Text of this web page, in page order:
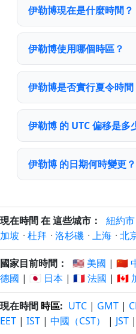
伊勒博現在是什麼時間？
伊勒博使用哪個時區？
伊勒博是否實行夏令時間
伊勒博 的 UTC 偏移是多
伊勒博 的日期何時變更？
現在時間 在 這些城市： 紐約市
加坡 · 杜拜 · 洛杉磯 · 上海 · 北
國家目前時間： 🇺🇸 美國 | 🇨🇳
德國 | 🇯🇵 日本 | 🇫🇷 法國 | 🇨🇦
現在時間 時區: UTC | GMT |
EET | IST | 中國（CST） | JST |